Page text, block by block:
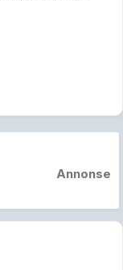
Annonse